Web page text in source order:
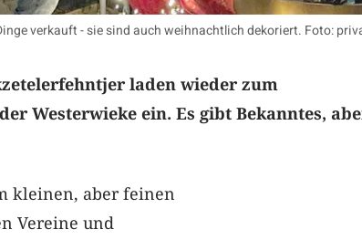
verkauft - sie sind auch weihnachtlich dekoriert. Foto:
laden wieder zum
Westerwieke ein. Es gibt Bekanntes,
kleinen, aber feinen
Vereine und